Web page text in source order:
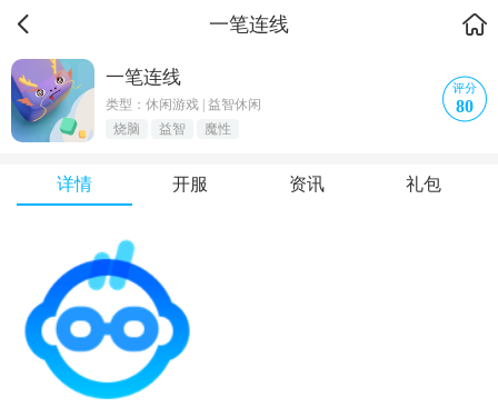
一笔连线
一笔连线
类型：休闲游戏 | 益智休闲
烧脑
益智 魔性
评分
80
详情 开服 资讯 礼包